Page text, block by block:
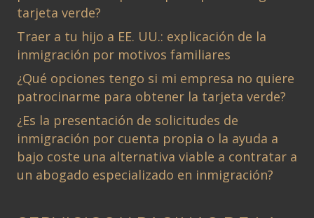
tarjeta verde?
Traer a tu hijo a EE. UU.: explicación de la
inmigración por motivos familiares
¿Qué opciones tengo si mi empresa no quiere
patrocinarme para obtener la tarjeta verde?
¿Es la presentación de solicitudes de
inmigración por cuenta propia o la ayuda a
bajo coste una alternativa viable a contratar a
un abogado especializado en inmigración?